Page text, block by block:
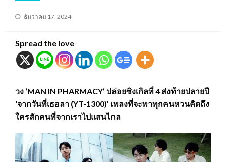
Posted
ธันวาคม 17, 2024
Spread the love
วง ‘MAN IN PHARMACY’ ปล่อยซิงเกิลที่ 4 ส่งท้ายปลายปี
‘จากวันที่เธอลา (YT-1300)’ เพลงที่จะพาทุกคนหวนคิดถึง
ใครสักคนที่จากเราไปแสนไกล